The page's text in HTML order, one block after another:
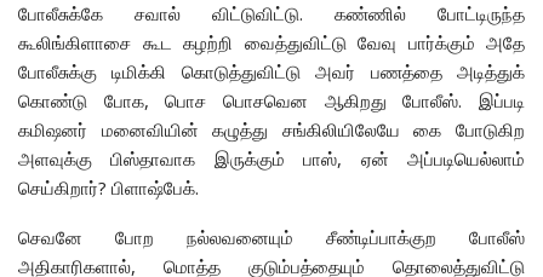
போலீசுக்கே சவால் விட்டுவிட்டு. கண்ணில் போட்டிருந்த
கூலிங்கிளாசை கூட கழற்றி வைத்துவிட்டு வேவு பார்க்கும் அதே
போலீசுக்கு டிமிக்கி கொடுத்துவிட்டு அவர் பணத்தை அடித்துக்
கொண்டு போக, பொச பொசவென ஆகிறது போலீஸ். இப்படி
கமிஷனர் மனைவியின் கழுத்து சங்கிலியிலேயே கை போடுகிற
அளவுக்கு பிஸ்தாவாக இருக்கும் பாஸ், ஏன் அப்படியெல்லாம்
செய்கிறார்? பிளாஷ்பேக்.
செவனே போற நல்லவனையும் சீண்டிப்பாக்குற போலீஸ்
அதிகாரிகளால், மொத்த குடும்பத்தையும் தொலைத்துவிட்டு